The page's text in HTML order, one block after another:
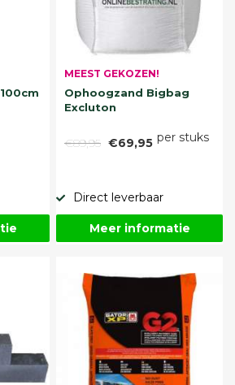
MEEST GEKOZEN!
Ophoogzand Bigbag
Excluton
€89,95 €69,95 per stuks
Direct leverbaar
Meer informatie